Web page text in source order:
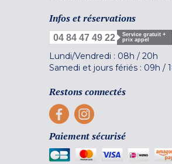
Infos et réservations
04 84 47 49 22
Service gratuit +
prix appel
Lundi/Vendredi : 08h / 20h
Samedi et jours fériés : 09h /
Restons connectés
Paiement sécurisé